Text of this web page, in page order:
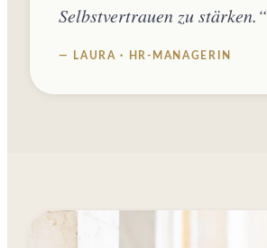
Selbstvertrauen zu stärken.“
— LAURA · HR-MANAGERIN